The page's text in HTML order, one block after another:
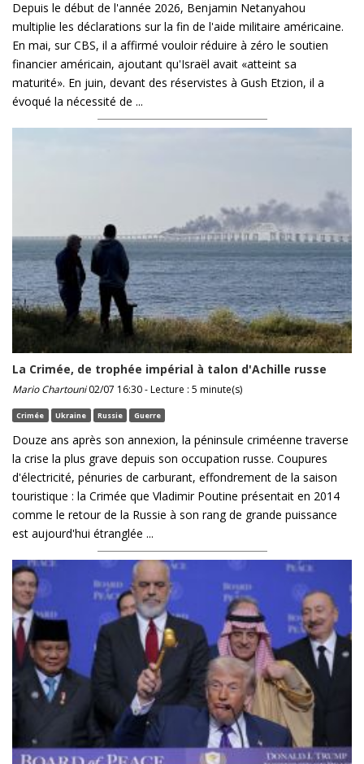
Depuis le début de l'année 2026, Benjamin Netanyahou
multiplie les déclarations sur la fin de l'aide militaire américaine.
En mai, sur CBS, il a affirmé vouloir réduire à zéro le soutien
financier américain, ajoutant qu'Israël avait «atteint sa
maturité». En juin, devant des réservistes à Gush Etzion, il a
évoqué la nécessité de ...
La Crimée, de trophée impérial à talon d'Achille russe
Mario Chartouni02/07 16:30 - Lecture : 5 minute(s)
Crimée Ukraine Russie Guerre
Douze ans après son annexion, la péninsule criméenne traverse
la crise la plus grave depuis son occupation russe. Coupures
d'électricité, pénuries de carburant, effondrement de la saison
touristique : la Crimée que Vladimir Poutine présentait en 2014
comme le retour de la Russie à son rang de grande puissance
est aujourd'hui étranglée ...